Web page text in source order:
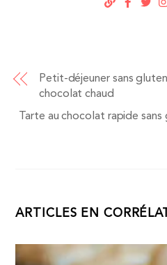
Petit-déjeuner sans
chocolat chaud
Tarte au chocolat rapide
ARTICLES EN